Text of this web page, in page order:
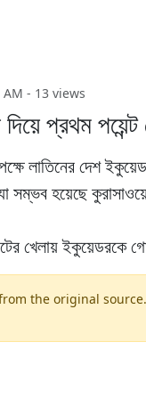
AM - 13 views
প্রথম
লাতিনের দেশ
সম্ভব হয়েছে
খেলায় ইকুয়েডরকে
the original